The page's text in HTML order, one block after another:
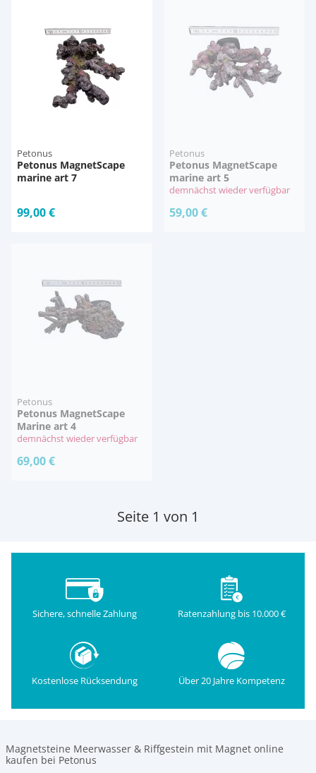
Petonus
Petonus MagnetScape
marine art 7
99,00 €
Petonus
Petonus MagnetScape
marine art 5
demnächst wieder verfügbar
59,00 €
Petonus
Petonus MagnetScape
Marine art 4
demnächst wieder verfügbar
69,00 €
Seite 1 von 1
Sichere, schnelle Zahlung Ratenzahlung bis 10.000 €
Kostenlose Rücksendung Über 20 Jahre Kompetenz
Magnetsteine Meerwasser & Riffgestein mit Magnet online
kaufen bei Petonus
Pumpen
Schlauch
Strömungspumpe
Thermometer
Pumpen
Schlauch
Thermometer
UV-Filter
Aqua Scaping
Deko
Zubehör
D-D Aquarium Solution
Aqua Illumination
Alle Marken »
Fischfutter selber machen
Fischfutter Test
D & D Aquarien